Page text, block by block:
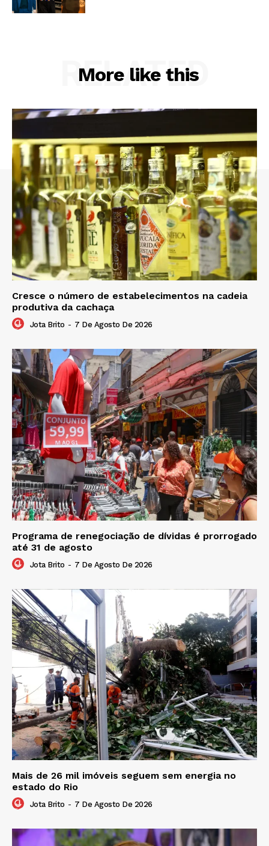
More like this
RELATED
Cresce o número de estabelecimentos na cadeia
produtiva da cachaça
Jota Brito - 7 De Agosto De 2026
Programa de renegociação de dívidas é prorrogado
até 31 de agosto
Jota Brito - 7 De Agosto De 2026
Mais de 26 mil imóveis seguem sem energia no
estado do Rio
Jota Brito - 7 De Agosto De 2026